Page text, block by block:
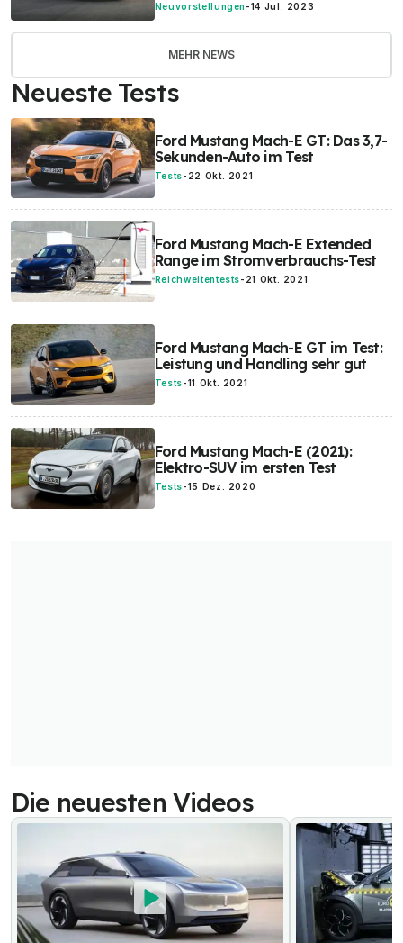
Neuvorstellungen -14 Jul. 2023
MEHR NEWS
Neueste Tests
Ford Mustang Mach-E GT: Das 3,7-
Sekunden-Auto im Test
Tests- 22 Okt. 2021
Ford Mustang Mach-E Extended
Range im Stromverbrauchs-Test
Reichweitentests- 21 Okt. 2021
Ford Mustang Mach-E GT im Test:
Leistung und Handling sehr gut
Tests-11 Okt. 2021
Ford Mustang Mach-E (2021):
Elektro-SUV im ersten Test
Tests-15 Dez. 2020
Die neuesten Videos